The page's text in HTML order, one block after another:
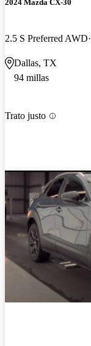
2024 Mazda CX-30
2.5 S Preferred AWD
Dallas, TX
94 millas
Trato justo